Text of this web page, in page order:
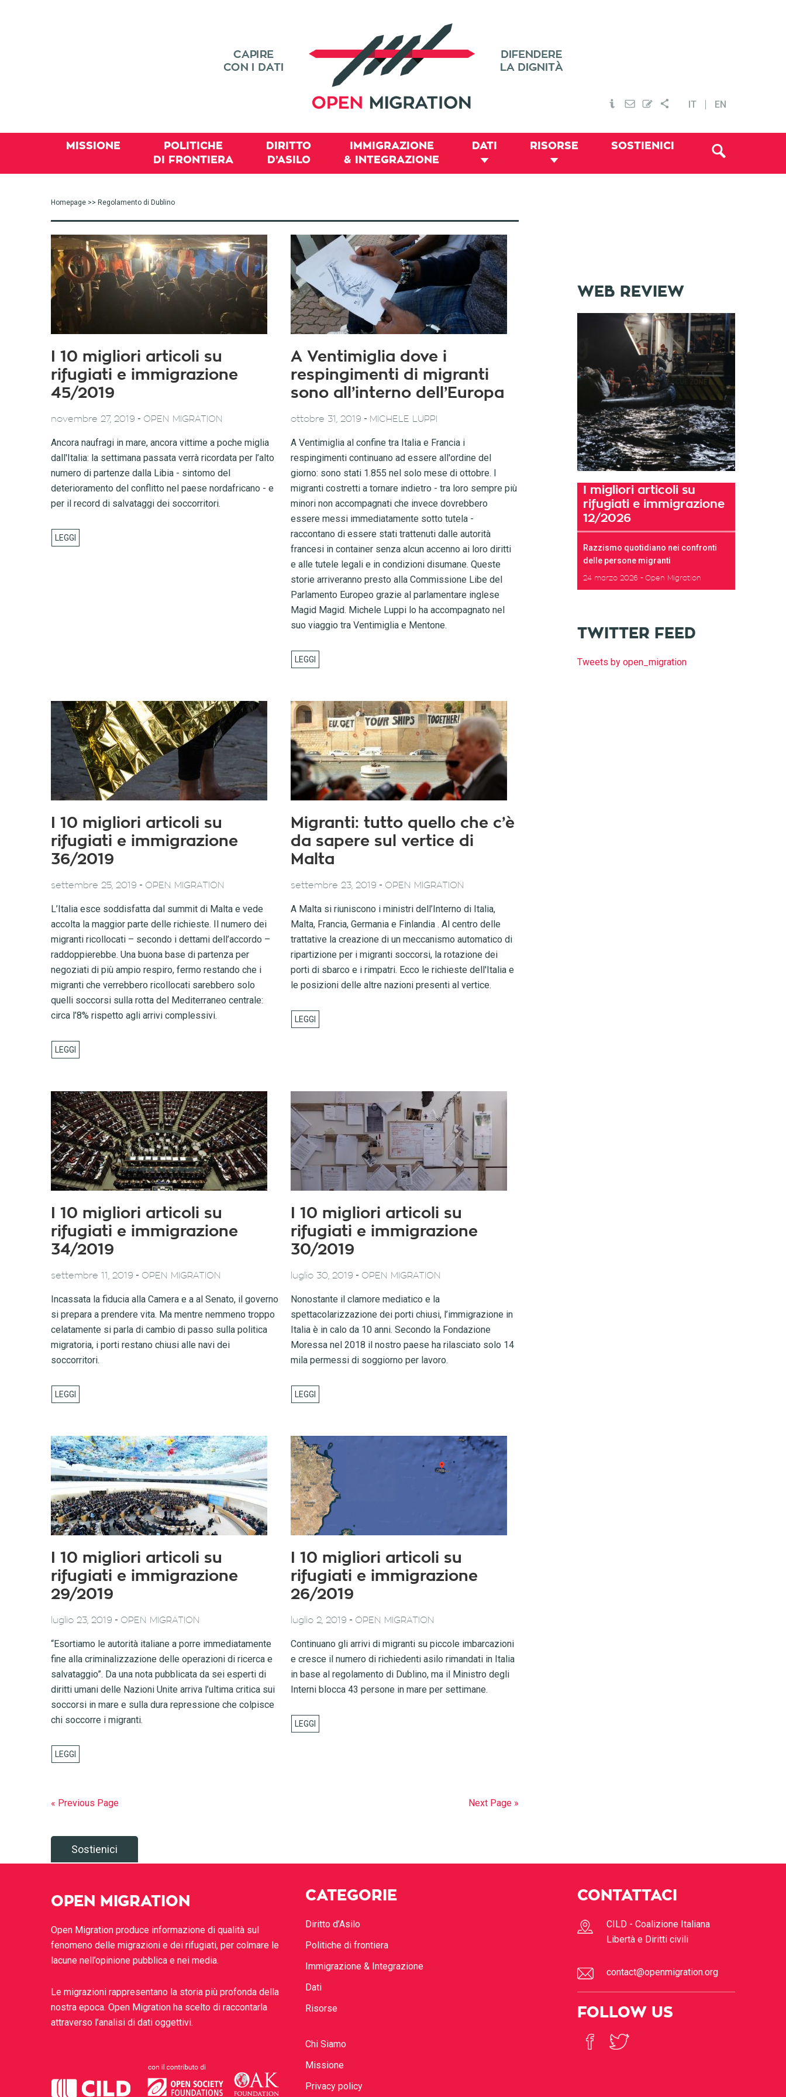
IT EN
MISSIONE
POLITICHE
DI FRONTIERA
DIRITTO
D’ASILO
IMMIGRAZIONE
& INTEGRAZIONE
DATI RISORSE SOSTIENICI
Homepage >> Regolamento di Dublino
I 10 migliori articoli su
rifugiati e immigrazione
45/2019
novembre 27, 2019 - OPEN MIGRATION
Ancora naufragi in mare, ancora vittime a poche miglia
dall'Italia: la settimana passata verrà ricordata per l’alto
numero di partenze dalla Libia - sintomo del
deterioramento del conflitto nel paese nordafricano - e
per il record di salvataggi dei soccorritori.
A Ventimiglia dove i
respingimenti di migranti
sono all’interno dell’Europa
ottobre 31, 2019 - MICHELE LUPPI
A Ventimiglia al confine tra Italia e Francia i
respingimenti continuano ad essere all'ordine del
giorno: sono stati 1.855 nel solo mese di ottobre. I
migranti costretti a tornare indietro - tra loro sempre più
minori non accompagnati che invece dovrebbero
essere messi immediatamente sotto tutela -
raccontano di essere stati trattenuti dalle autorità
francesi in container senza alcun accenno ai loro diritti
e alle tutele legali e in condizioni disumane. Queste
storie arriveranno presto alla Commissione Libe del
Parlamento Europeo grazie al parlamentare inglese
Magid Magid. Michele Luppi lo ha accompagnato nel
suo viaggio tra Ventimiglia e Mentone.
I 10 migliori articoli su
rifugiati e immigrazione
36/2019
settembre 25, 2019 - OPEN MIGRATION
L’Italia esce soddisfatta dal summit di Malta e vede
accolta la maggior parte delle richieste. Il numero dei
migranti ricollocati – secondo i dettami dell’accordo –
raddoppierebbe. Una buona base di partenza per
negoziati di più ampio respiro, fermo restando che i
migranti che verrebbero ricollocati sarebbero solo
quelli soccorsi sulla rotta del Mediterraneo centrale:
circa l’8% rispetto agli arrivi complessivi.
Migranti: tutto quello che c’è
da sapere sul vertice di
Malta
settembre 23, 2019 - OPEN MIGRATION
A Malta si riuniscono i ministri dell’Interno di Italia,
Malta, Francia, Germania e Finlandia . Al centro delle
trattative la creazione di un meccanismo automatico di
ripartizione per i migranti soccorsi, la rotazione dei
porti di sbarco e i rimpatri. Ecco le richieste dell'Italia e
le posizioni delle altre nazioni presenti al vertice.
I 10 migliori articoli su
rifugiati e immigrazione
34/2019
settembre 11, 2019 - OPEN MIGRATION
Incassata la fiducia alla Camera e a al Senato, il governo
si prepara a prendere vita. Ma mentre nemmeno troppo
celatamente si parla di cambio di passo sulla politica
migratoria, i porti restano chiusi alle navi dei
soccorritori.
I 10 migliori articoli su
rifugiati e immigrazione
30/2019
luglio 30, 2019 - OPEN MIGRATION
Nonostante il clamore mediatico e la
spettacolarizzazione dei porti chiusi, l’immigrazione in
Italia è in calo da 10 anni. Secondo la Fondazione
Moressa nel 2018 il nostro paese ha rilasciato solo 14
mila permessi di soggiorno per lavoro.
I 10 migliori articoli su
rifugiati e immigrazione
29/2019
luglio 23, 2019 - OPEN MIGRATION
“Esortiamo le autorità italiane a porre immediatamente
fine alla criminalizzazione delle operazioni di ricerca e
salvataggio”. Da una nota pubblicata da sei esperti di
diritti umani delle Nazioni Unite arriva l’ultima critica sui
soccorsi in mare e sulla dura repressione che colpisce
chi soccorre i migranti.
I 10 migliori articoli su
rifugiati e immigrazione
26/2019
luglio 2, 2019 - OPEN MIGRATION
Continuano gli arrivi di migranti su piccole imbarcazioni
e cresce il numero di richiedenti asilo rimandati in Italia
in base al regolamento di Dublino, ma il Ministro degli
Interni blocca 43 persone in mare per settimane.
« Previous Page Next Page »
WEB REVIEW
I migliori articoli su
rifugiati e immigrazione
12/2026
Razzismo quotidiano nei confronti
delle persone migranti
24 marzo 2026 Open Migration
TWITTER FEED
Tweets by open_migration
Sostienici
OPEN MIGRATION
Open Migration produce informazione di qualità sul
fenomeno delle migrazioni e dei rifugiati, per colmare le
lacune nell’opinione pubblica e nei media.
Le migrazioni rappresentano la storia più profonda della
nostra epoca. Open Migration ha scelto di raccontarla
attraverso l’analisi di dati oggettivi.
CATEGORIE
Diritto d’Asilo
Politiche di frontiera
Immigrazione & Integrazione
Dati
Risorse
Chi Siamo
Missione
Privacy policy
CONTATTACI
CILD - Coalizione Italiana
Libertà e Diritti civili
contact@openmigration.org
FOLLOW US